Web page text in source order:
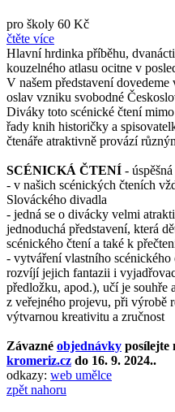
pro školy 60 Kč
čtěte více
Hlavní hrdinka příběhu,
kouzelného atlasu ocitne v
V našem představení
oslav vzniku svobodné
Diváky toto scénické čtení
řady knih historičky a
čtenáře atraktivně provází
SCÉNICKÁ ČTENÍ -
- v našich scénických čteních
Slováckého divadla
- jedná se o divácky velmi
jednoduchá představení, která
scénického čtení a také k
- vytváření vlastního
rozvíjí jejich fantazii i
předložku, apod.), učí je souhře
z veřejného projevu, při výrobě
výtvarnou kreativitu a zručnost
Závazné objednávky posílejte
kromeriz.cz do 16. 9. 2024..
odkazy: web umělce
zpět nahoru